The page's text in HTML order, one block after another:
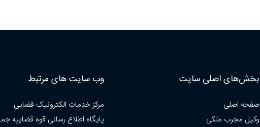
بخش‌های اصلی سایت
صفحه اصلی
وکیل مجرب ملکی
وب سایت های مرتبط
مرکز خدمات الکترونیک قضایی
پایگاه اطلاع رسانی قوه قضاییه